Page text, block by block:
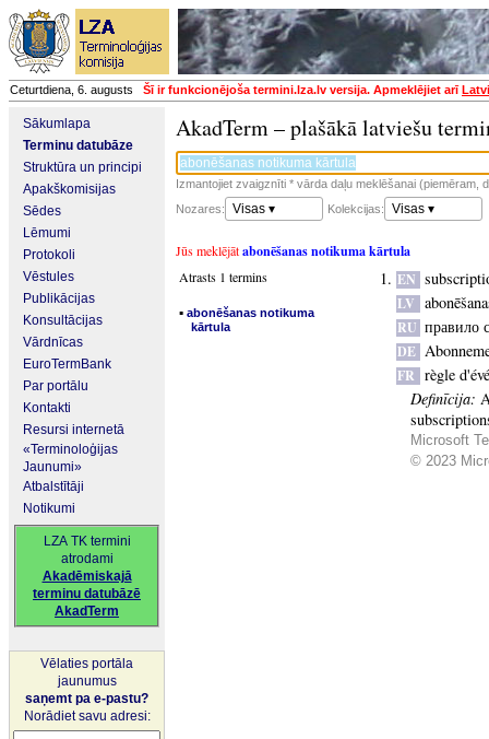
Ceturtdiena, 6. augusts Šī ir funkcionējoša termini.lza.lv versija. Apmeklējiet arī
Sākumlapa
Terminu datubāze
Struktūra un principi
Apakškomisijas
Sēdes
Lēmumi
Protokoli
Vēstules
Publikācijas
Konsultācijas
Vārdnīcas
EuroTermBank
Par portālu
Kontakti
Resursi internetā
«Terminoloģijas
Jaunumi»
Atbalstītāji
Notikumi
LZA TK termini
atrodami
Akadēmiskajā
terminu datubāzē
AkadTerm
Vēlaties portāla
jaunumus
saņemt pa e-pastu?
Norādiet savu adresi:
AkadTerm – plašākā latviešu
Izmantojiet zvaigznīti * vārda daļu meklēšanai (piemēram,
Nozares:
Visas ▾ Kolekcijas: Visas ▾
Jūs meklējātabonēšanas notikuma kārtula
Atrasts 1 termins
▪ abonēšanas notikuma
kārtula
EN
LV
RU правило
DE
FR règle
Definīcija:
Microsoft
© 2023